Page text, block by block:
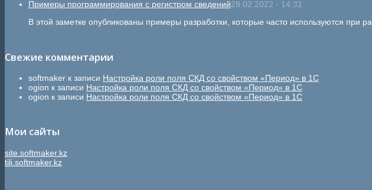
Примеры программирования с регистром сведений28.02.2022 - 14:31
В этой заметке опубликованы примеры разработки, которые часто используются
Свежие комментарии
softmaker к записи Настройка роли поля СКД со свойством «Период» в 1С
ogion к записи Настройка роли поля СКД со свойством «Период» в 1С
ogion к записи Настройка роли поля СКД со свойством «Период» в 1С
Мои сайты
site.softmaker.kz
tili.softmaker.kz